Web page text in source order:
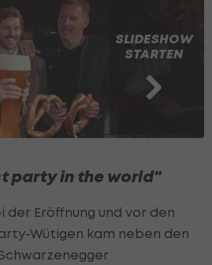
SLIDESHOW
STARTEN
party in the world"
der Eröffnung und vor den
Wütigen kam neben den